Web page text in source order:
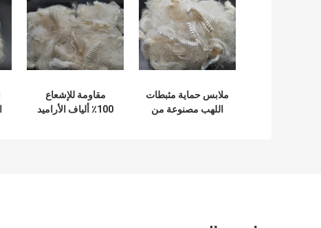
ملابس حماية مثبطات
اللهب مصنوعة من
مقاومة للإشعاع
100٪ ألياف الأراميد